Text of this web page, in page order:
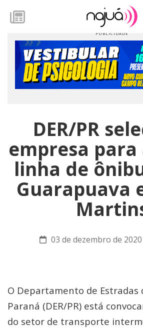
DER/PR
empresa
linha de
Guarapuava
03 de dezembro de
O Departamento de Estradas
Paraná (DER/PR) está
do setor de transporte